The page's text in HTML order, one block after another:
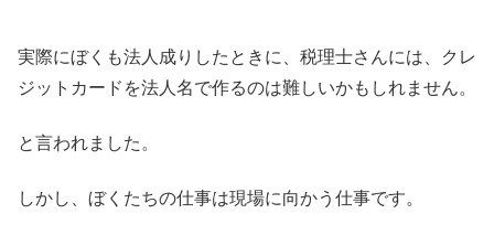
実際にぼくも法人成りしたときに、税理士さんには、クレ
ジットカードを法人名で作るのは難しいかもしれません。
と言われました。
しかし、ぼくたちの仕事は現場に向かう仕事です。